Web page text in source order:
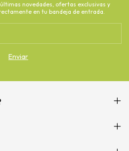
novedades, ofertas exclusivas y
en tu bandeja de entrada.